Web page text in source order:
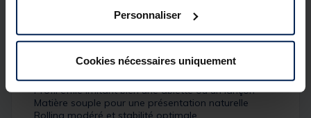
Personnaliser
Cookies nécessaires uniquement
Caractéristiques duSwing Impact Slim 4":
Taille : 10.1cm
Leurre efficace en eau douce et en mer
Profil effilé imitant bien une ablette ou un lançon
Matière souple pour une présentation naturelle
Rolling modéré et stabilité optimale